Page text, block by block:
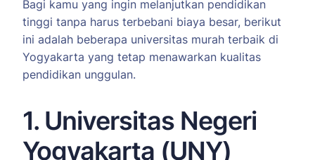
Bagi kamu yang ingin melanjutkan pendidikan
tinggi tanpa harus terbebani biaya besar, berikut
ini adalah beberapa universitas murah terbaik di
Yogyakarta yang tetap menawarkan kualitas
pendidikan unggulan.
1. Universitas Negeri
Yogyakarta (UNY)